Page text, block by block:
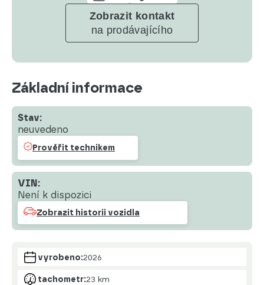
Zobrazit kontakt
na prodávajícího
Základní informace
Stav:
neuvedeno
Prověřit technikem
VIN:
Není k dispozici
Zobrazit historii vozidla
vyrobeno:2026
tachometr:23 km